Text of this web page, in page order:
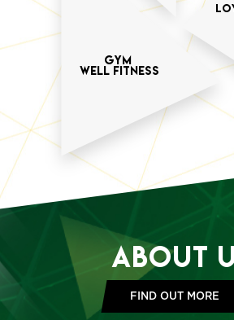
GYM
WELL FITNESS
About
FIND OUT MORE